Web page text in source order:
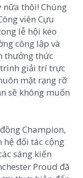
nữa thôi! Chúng
viên Cựu
lễ hội kéo
công lập và
thưởng thức
giải trí trực
mặt rạng rỡ
sẽ không muốn
Champion,
đối tác cộng
sáng kiến
Proud đã